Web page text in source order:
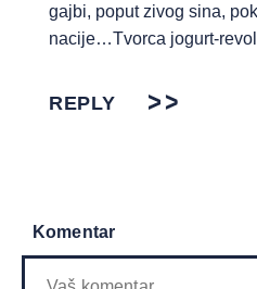
gajbi, poput zivog sina,
nacije…Tvorca jogurt-
REPLY
Komentar